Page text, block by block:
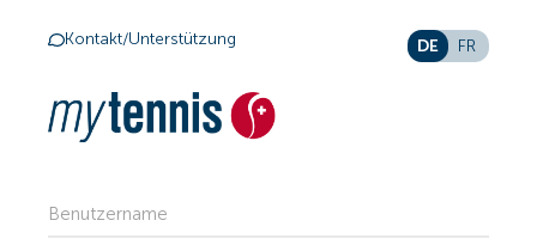
Kontakt/Unterstützung DE FR
Benutzername